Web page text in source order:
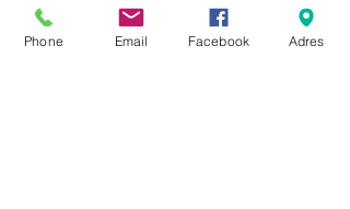
Adres:
Al. Krakowska 2,
Phone Email Facebook Adres